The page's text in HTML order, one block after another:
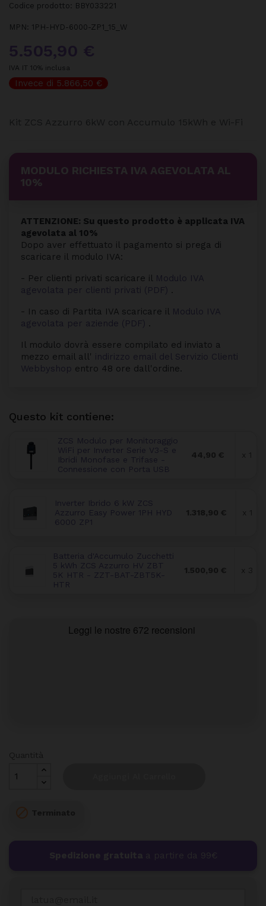
Codice prodotto: BBY033221
MPN: 1PH-HYD-6000-ZP1_15_W
IVA IT 10% inclusa
Invece di 5.866,50 €
MODULO RICHIESTA IVA AGEVOLATA AL
10%
ATTENZIONE: Su questo prodotto è applicata IVA
agevolata al 10%
Dopo aver effettuato il pagamento si prega di
scaricare il modulo IVA:
- Per clienti privati scaricare il Modulo IVA
agevolata per clienti privati (PDF) .
- In caso di Partita IVA scaricare il Modulo IVA
agevolata per aziende (PDF) .
Il modulo dovrà essere compilato ed inviato a
mezzo email all' indirizzo email del Servizio Clienti
Webbyshop entro 48 ore dall'ordine.
Questo kit contiene:
ZCS Modulo per Monitoraggio
WiFi per Inverter Serie V3-S e
Ibridi Monofase e Trifase -
Connessione con Porta USB
Inverter Ibrido 6 kW ZCS
Azzurro Easy Power 1PH HYD
6000 ZP1
Batteria d'Accumulo Zucchetti
5 kWh ZCS Azzurro HV ZBT
5K HTR - ZZT-BAT-ZBT5K-
HTR